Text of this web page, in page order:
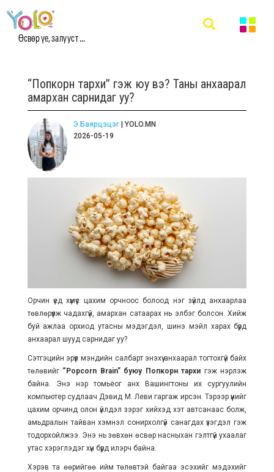
Өсвөр үе, залууст ...
“Попкорн тархи” гэж юу вэ? Таны анхаарал
амархан сарнидаг уу?
Э.Баярцэцэг| YOLO.MN
2026-05-19
Орчин үед хүмүүс цахим орчноос болоод нэг зүйлд анхаарлаа
төвлөрүүлж чадахгүй, амархан сатаарах нь элбэг болсон. Хийж
буй ажлаа орхиод утасны мэдэгдэл, шинэ мэйл харах бүрд
анхаарал шууд сарнидаг уу?
Сэтгэцийн эрүүл мэндийн салбарт энэхүү анхаарал тогтохгүй байх
төлөвийг “Popcorn Brain” буюу Попкорн тархи гэж нэрлэж
байна. Энэ нэр томьёог анх Вашингтоны их сургуулийн
компьютер судлаач Дэвид М. Леви гаргаж ирсэн. Тэрээр үүнийг
цахим орчинд олон үйлдэл зэрэг хийхэд хэт автсанаас болж,
амьдралын тайван хэмнэл сонирхолгүй санагдах үзэгдэл гэж
тодорхойлжээ. Энэ нь зөвхөн өсвөр насныхан гэлтгүй ухаалаг
утас хэрэглэдэг хүн бүрд илэрч байна.
Хэрэв та өөрийгөө ийм төлөвтэй байгаа эсэхийг мэдэхийг